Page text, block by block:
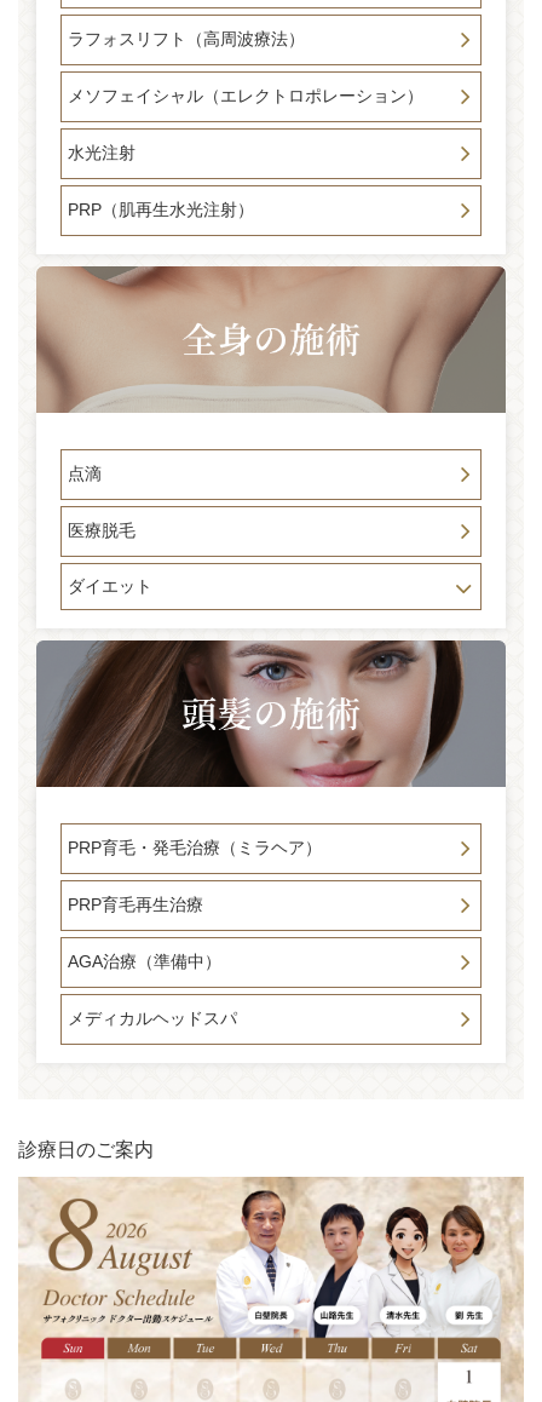
ラフォスリフト（高周波療法）
メソフェイシャル（エレクトロポレーション）
水光注射
PRP（肌再生水光注射）
点滴
医療脱毛
ダイエット
PRP育毛・発毛治療（ミラヘア）
PRP育毛再生治療
AGA治療（準備中）
メディカルヘッドスパ
診療日のご案内